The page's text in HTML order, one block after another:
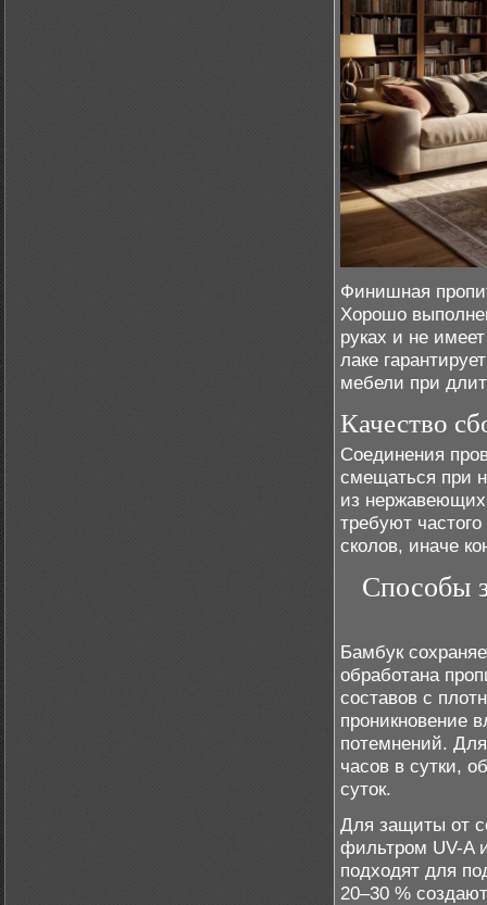
Финишная
Хорошо
руках и не
лаке
мебели при
Качество
Соединения
смещаться при
из нержавеющих
требуют
сколов, иначе
Способы
Бамбук
обработана
составов с
проникновение
потемнений.
часов в сутки,
суток.
Для защиты от
фильтром UV-A
подходят для
20–30 %